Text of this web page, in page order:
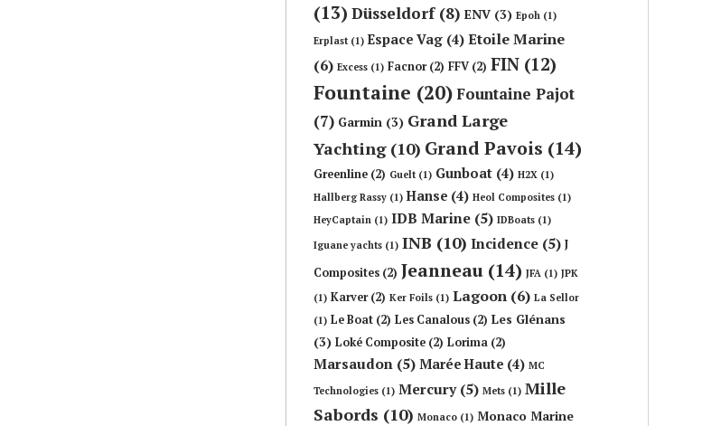
(13) Düsseldorf(8) ENV (3) Epoh (1)
Erplast(1) Espace Vag (4) Etoile Marine
(6) Excess (1) Facnor(2) FFV (2) FIN (12)
Fountaine (20)Fountaine Pajot
(7) Garmin (3) Grand Large
Yachting(10) Grand Pavois (14)
Greenline (2) Guelt(1) Gunboat (4) H2X (1)
Hallberg Rassy (1) Hanse (4) Heol Composites (1)
HeyCaptain (1) IDB Marine (5) IDBoats (1)
Iguane yachts (1) INB (10) Incidence (5) J
Composites (2) Jeanneau (14) JFA (1) JPK
(1) Karver(2) Ker Foils (1) Lagoon (6) La Sellor
(1) Le Boat (2) Les Canalous (2) Les Glénans
(3) Loké Composite (2) Lorima (2)
Marsaudon (5) Marée Haute (4) MC
Technologies (1) Mercury(5) Mets (1) Mille
Sabords (10) Monaco (1) Monaco Marine